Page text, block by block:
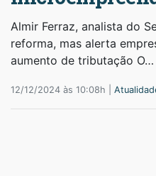
Almir Ferraz, analista do
reforma, mas alerta
aumento de tributação O…
12/12/2024 às 10:08h |